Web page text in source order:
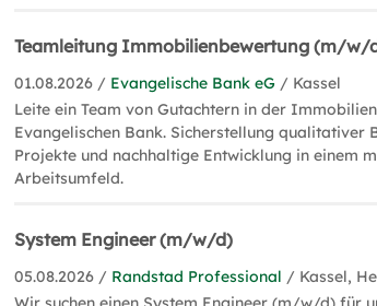
Teamleitung Immobilienbewertung (m/w/
01.08.2026 / Evangelische Bank eG / Kassel
Leite ein Team von Gutachtern in der
Evangelischen Bank. Sicherstellung qualitativer
Projekte und nachhaltige Entwicklung in einem
Arbeitsumfeld.
System Engineer (m/w/d)
05.08.2026 / Randstad Professional / Kassel,